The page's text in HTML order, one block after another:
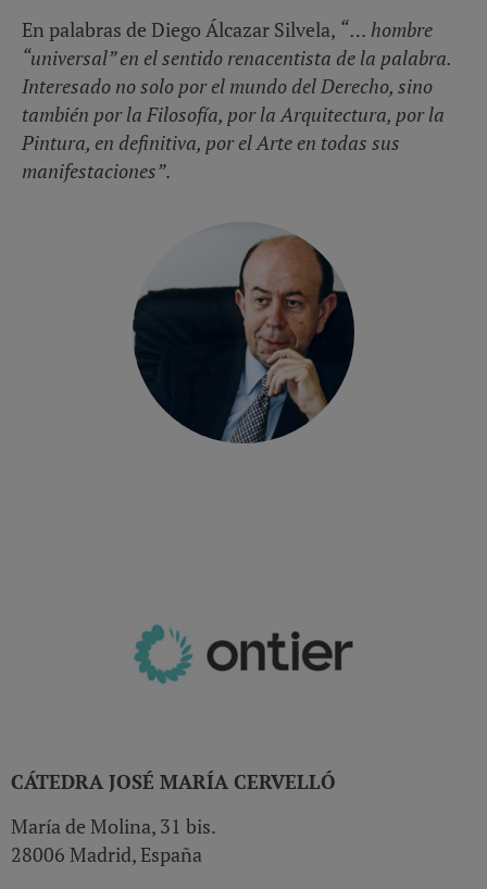
En palabras de Diego Álcazar Silvela, “ … hombre
“universal” en el sentido renacentista de la palabra.
Interesado no solo por el mundo del Derecho, sino
también por la Filosofía, por la Arquitectura, por la
Pintura, en definitiva, por el Arte en todas sus
manifestaciones”.
CÁTEDRA JOSÉ MARÍA CERVELLÓ
María de Molina, 31 bis.
28006 Madrid, España